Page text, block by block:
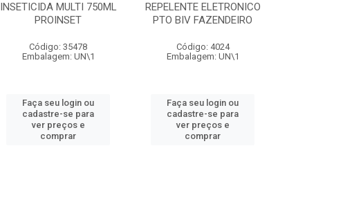
INSETICIDA MULTI 750ML
PROINSET
Código: 35478
Embalagem: UN\1
Faça seu login ou
cadastre-se para
ver preços e
comprar
REPELENTE ELETRONICO
PTO BIV FAZENDEIRO
Código: 4024
Embalagem: UN\1
Faça seu login ou
cadastre-se para
ver preços e
comprar